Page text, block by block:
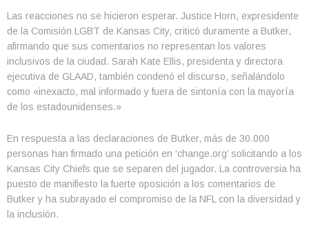
Las reacciones no se hicieron esperar. Justice Horn, expresidente
de la Comisión LGBT de Kansas City, criticó duramente a Butker,
afirmando que sus comentarios no representan los valores
inclusivos de la ciudad. Sarah Kate Ellis, presidenta y directora
ejecutiva de GLAAD, también condenó el discurso, señalándolo
como «inexacto, mal informado y fuera de sintonía con la mayoría
de los estadounidenses.»
En respuesta a las declaraciones de Butker, más de 30.000
personas han firmado una petición en ‘change.org’ solicitando a los
Kansas City Chiefs que se separen del jugador. La controversia ha
puesto de manifiesto la fuerte oposición a los comentarios de
Butker y ha subrayado el compromiso de la NFL con la diversidad y
la inclusión.